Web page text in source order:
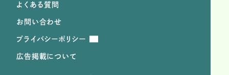
よくある質問
お問い合わせ
プライバシーポリシー
広告掲載について